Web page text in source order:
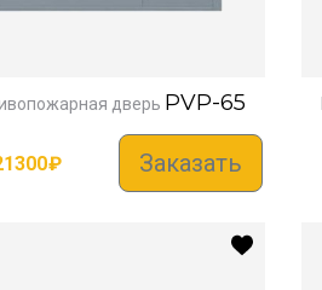
дверь PVP-65
₽ Заказать